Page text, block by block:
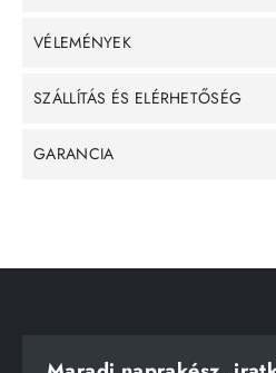
VÉLEMÉNYEK
SZÁLLÍTÁS ÉS ELÉRHETŐSÉG
GARANCIA